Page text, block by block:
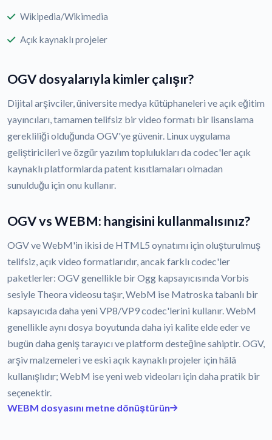
Wikipedia/Wikimedia
Açık kaynaklı projeler
OGV dosyalarıyla kimler çalışır?
Dijital arşivciler, üniversite medya kütüphaneleri ve açık eğitim
yayıncıları, tamamen telifsiz bir video formatı bir lisanslama
gerekliliği olduğunda OGV'ye güvenir. Linux uygulama
geliştiricileri ve özgür yazılım toplulukları da codec'ler açık
kaynaklı platformlarda patent kısıtlamaları olmadan
sunulduğu için onu kullanır.
OGV vs WEBM: hangisini kullanmalısınız?
OGV ve WebM'in ikisi de HTML5 oynatımı için oluşturulmuş
telifsiz, açık video formatlarıdır, ancak farklı codec'ler
paketlerler: OGV genellikle bir Ogg kapsayıcısında Vorbis
sesiyle Theora videosu taşır, WebM ise Matroska tabanlı bir
kapsayıcıda daha yeni VP8/VP9 codec'lerini kullanır. WebM
genellikle aynı dosya boyutunda daha iyi kalite elde eder ve
bugün daha geniş tarayıcı ve platform desteğine sahiptir. OGV,
arşiv malzemeleri ve eski açık kaynaklı projeler için hâlâ
kullanışlıdır; WebM ise yeni web videoları için daha pratik bir
seçenektir.
WEBM dosyasını metne dönüştürün